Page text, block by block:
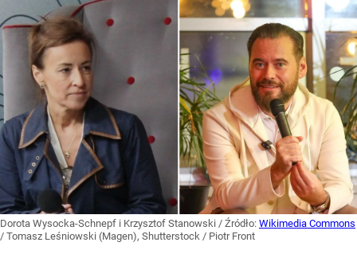
Dorota Wysocka-Schnepf i Krzysztof Stanowski / Źródło: Wikimedia Commons
/ Tomasz Leśniowski (Magen), Shutterstock / Piotr Front